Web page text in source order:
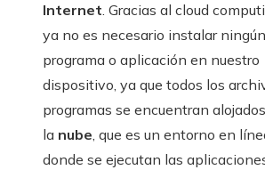
Internet. Gracias al cloud
ya no es necesario instalar ningún
programa o aplicación en nuestro
dispositivo, ya que todos los
programas se encuentran
la nube, que es un entorno en
donde se ejecutan las